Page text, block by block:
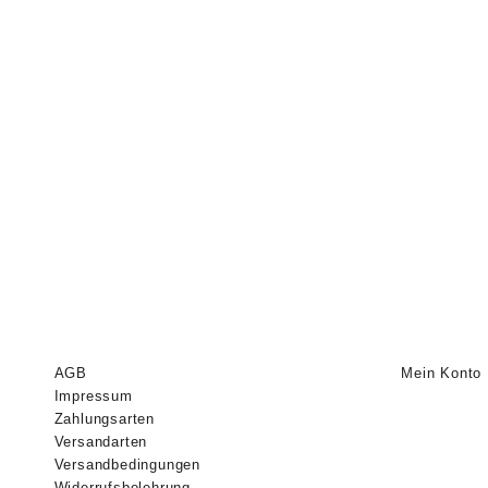
AGB
Impressum
Zahlungsarten
Versandarten
Versandbedingungen
Mein Konto